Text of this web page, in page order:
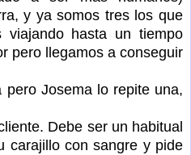
y ya somos tres los que
viajando hasta un tiempo
pero llegamos a conseguir
Josema lo repite una,
Debe ser un habitual
carajillo con sangre y pide